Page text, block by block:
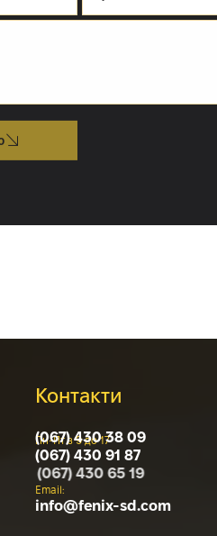
Контакти
Пн-Пт з 9 до 17
(067) 430 38 09
(067) 430 91 87
(067) 430 65 19
Email:
info@fenix-sd.com